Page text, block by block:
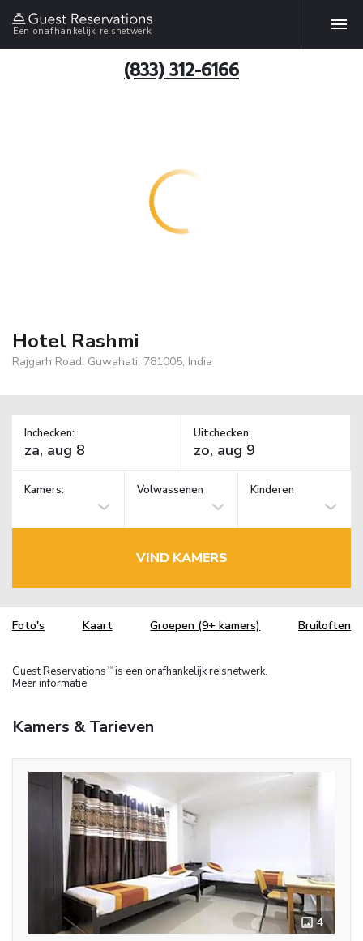
Een onafhankelijk reisnetwerk
(833) 312-6166
Hotel Rashmi
Rajgarh Road, Guwahati, 781005, India
Inchecken: Uitchecken:
Kamers: Volwassenen Kinderen
VIND KAMERS
Foto's Kaart Groepen (9+ kamers) Bruiloften
Guest Reservations TM is een onafhankelijk reisnetwerk.
Meer informatie
Kamers & Tarieven
4